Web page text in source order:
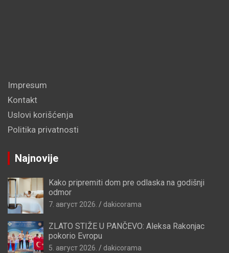
Impresum
Kontakt
Uslovi korišćenja
Politika privatnosti
Najnovije
Kako pripremiti dom pre odlaska na godišnji
odmor
7. август 2026. dakicorama
ZLATO STIŽE U PANČEVO: Aleksa Rakonjac
pokorio Evropu
5. август 2026. dakicorama